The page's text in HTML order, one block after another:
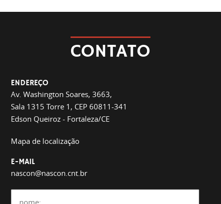
CONTATO
ENDEREÇO
Av. Washington Soares, 3663,
Sala 1315 Torre 1, CEP 60811-341
Edson Queiroz - Fortaleza/CE
Mapa de localização
E-MAIL
nascon@nascon.cnt.br